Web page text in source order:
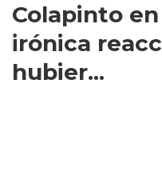
Colapinto
irónica
hubier...